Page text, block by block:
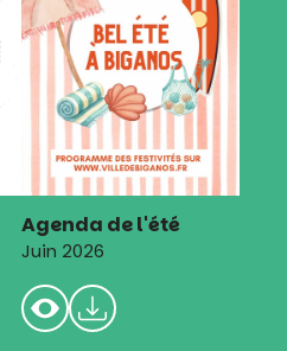
Agenda de l'été
Juin 2026